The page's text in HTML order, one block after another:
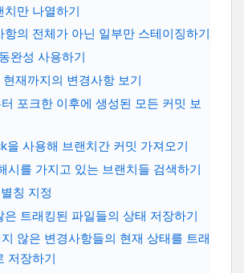
치만 나열하기
항의 전체가 아닌 일부만 스테이징하기
완성 사용하기
재까지의 변경사항 보기
포크한 이후에 생성된 모든 커밋 보
사용해 브랜치간 커밋 가져오기
시를 가지고 있는 브랜치들 검색하기
칭 지정
은 트래킹된 파일들의 상태 저장하기
않은 변경사항들의 현재 상태를 트래
저장하기